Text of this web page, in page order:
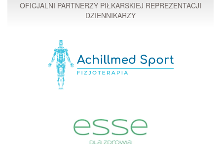
OFICJALNI PARTNERZY PIŁKARSKIEJ REPREZENTACJI
DZIENNIKARZY